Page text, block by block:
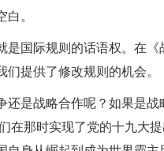
。
是国际规则的话语权。在
提供了修改规则的机会。
还是战略合作呢？如果是
在那时实现了党的十九大